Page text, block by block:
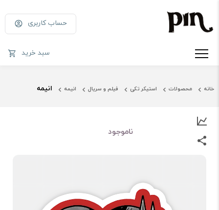
حساب کاربری
سبد خرید
خانه محصولات استیکر تکی فیلم و سریال انیمه انیمه
ناموجود